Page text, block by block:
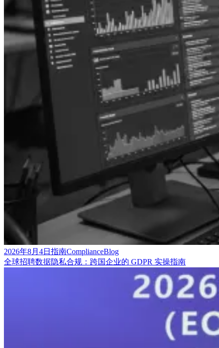
2026年8月4日 指南ComplianceBlog
全球招聘数据隐私合规：跨国企业的 GDPR 实操指南